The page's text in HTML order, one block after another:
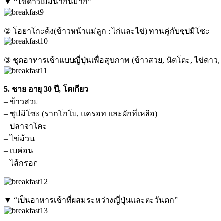
▼ “ไข่ดาวเยิ้มน่ากินมาก”
② โอยาโกะด้ง(ข้าวหน้าแม่ลูก : ไก่และไข่) ทานคู่กับซุปมิโซะ
③ ชุดอาหารเช้าแบบญี่ปุ่นเพื่อสุขภาพ (ข้าวสวย, นัตโตะ, ไข่ดาว,
5. ชาย อายุ 30 ปี, โตเกียว
– ข้าวสวย
– ซุปมิโซะ (รากโกโบ, แครอท และผักที่เหลือ)
– ปลาจาโคะ
– ไข่ม้วน
– เบค่อน
– ไส้กรอก
▼ “เป็นอาหารเช้าที่ผสมระหว่างญี่ปุ่นและตะวันตก”